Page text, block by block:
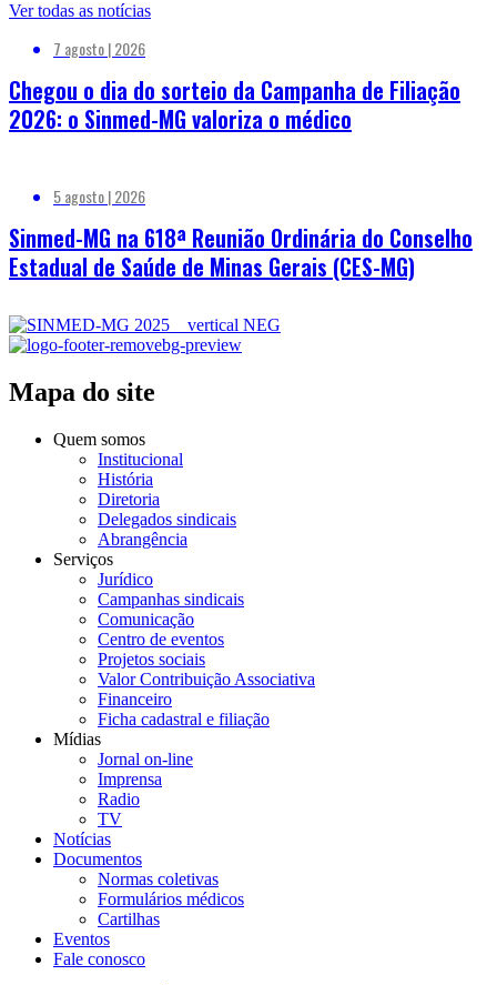
Ver todas as notícias
7 agosto | 2026
Chegou o dia do sorteio da Campanha de Filiação
2026: o Sinmed-MG valoriza o médico
5 agosto | 2026
Sinmed-MG na 618ª Reunião Ordinária do Conselho
Estadual de Saúde de Minas Gerais (CES-MG)
Mapa do site
Quem somos
Institucional
História
Diretoria
Delegados sindicais
Abrangência
Serviços
Jurídico
Campanhas sindicais
Comunicação
Centro de eventos
Projetos sociais
Valor Contribuição Associativa
Financeiro
Ficha cadastral e filiação
Mídias
Jornal on-line
Imprensa
Radio
TV
Notícias
Documentos
Normas coletivas
Formulários médicos
Cartilhas
Eventos
Fale conosco